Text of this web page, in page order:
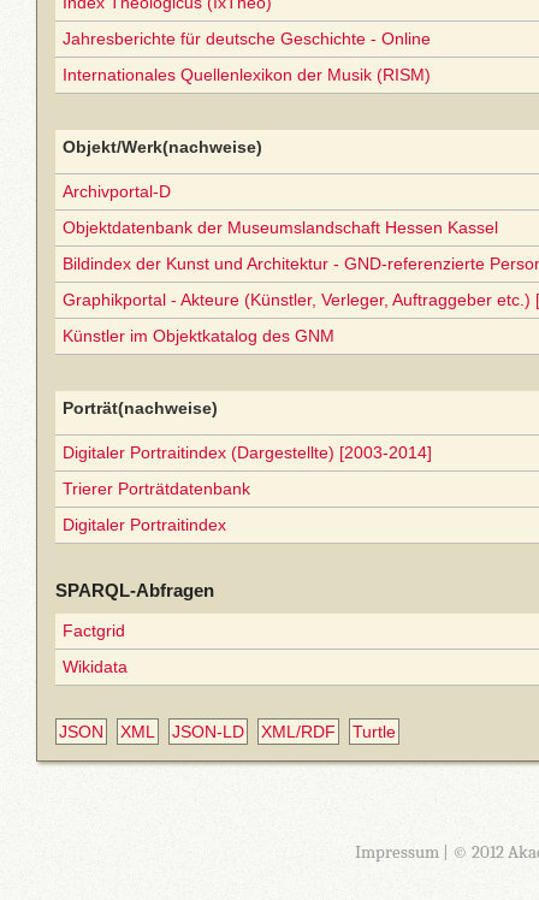
Jahresberichte für deutsche Geschichte - Online
Internationales Quellenlexikon der Musik (RISM)
Objekt/Werk(nachweise)
Archivportal-D
Objektdatenbank der Museumslandschaft Hessen Kassel
Bildindex der Kunst und Architektur - GND-referenzierte
Graphikportal - Akteure (Künstler, Verleger, Auftraggeber etc.)
Künstler im Objektkatalog des GNM
Porträt(nachweise)
Digitaler Portraitindex (Dargestellte) [2003-2014]
Trierer Porträtdatenbank
Digitaler Portraitindex
SPARQL-Abfragen
Factgrid
Wikidata
JSON XML JSON-LD XML/RDF Turtle
Impressum| © 2012